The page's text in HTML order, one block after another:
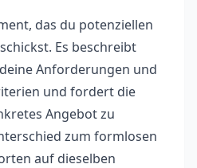
das du potenziellen
Es beschreibt
Anforderungen und
und fordert die
Angebot zu
zum formlosen
auf dieselben